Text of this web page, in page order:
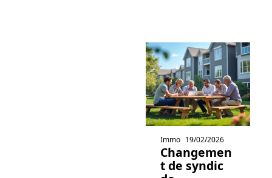
Immo 19/02/2026
Changemen
t de syndic